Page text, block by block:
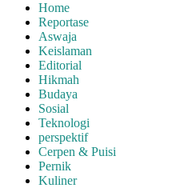
Home
Reportase
Aswaja
Keislaman
Editorial
Hikmah
Budaya
Sosial
Teknologi
perspektif
Cerpen & Puisi
Pernik
Kuliner